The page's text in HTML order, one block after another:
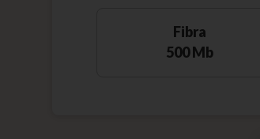
Fibra
500 Mb